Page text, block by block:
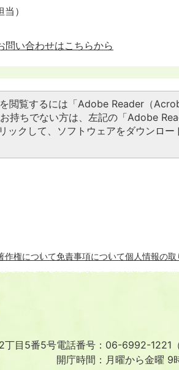
）
問い合わせはこちらから
閲覧するには「Adobe Reader（
持ちでない方は、左記の「Adobe
ックして、ソフトウェアをダウンロー
作権について免責事項について個人情報の
目5番5号電話番号：06-6992-1221（
開庁時間：月曜から金曜 9